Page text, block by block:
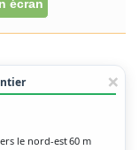
écran
le nord-est60 m